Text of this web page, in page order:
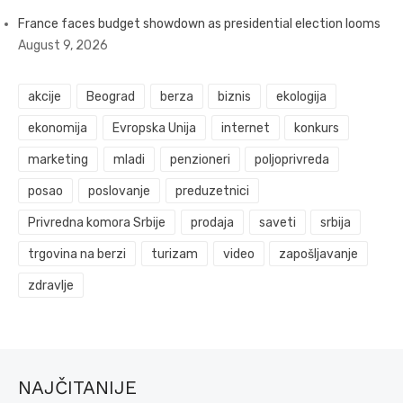
France faces budget showdown as presidential election looms
August 9, 2026
akcije Beograd berza biznis ekologija
ekonomija Evropska Unija internet konkurs
marketing mladi penzioneri poljoprivreda
posao poslovanje preduzetnici
Privredna komora Srbije prodaja saveti srbija
trgovina na berzi turizam video zapošljavanje
zdravlje
NAJČITANIJE